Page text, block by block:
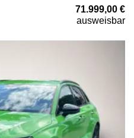
71.999,00 €
ausweisbar